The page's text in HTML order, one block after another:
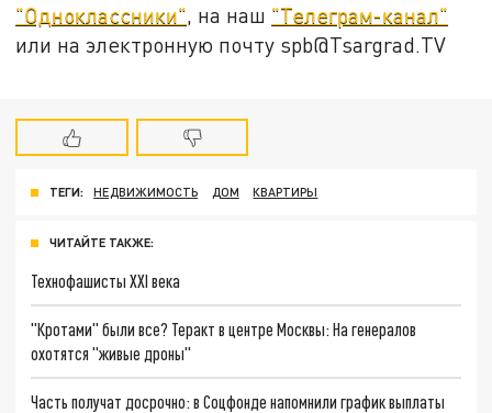
"Одноклассники", на наш "Телеграм-канал"
или на электронную почту spb@Tsargrad.TV
ТЕГИ: НЕДВИЖИМОСТЬ ДОМ КВАРТИРЫ
ЧИТАЙТЕ ТАКЖЕ:
Технофашисты XXI века
"Кротами" были все? Теракт в центре Москвы: На генералов
охотятся "живые дроны"
Часть получат досрочно: в Соцфонде напомнили график выплаты